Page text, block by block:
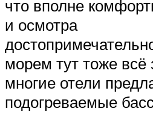
что вполне
и осмотра
морем тут тоже всё
многие отели
подогреваемые